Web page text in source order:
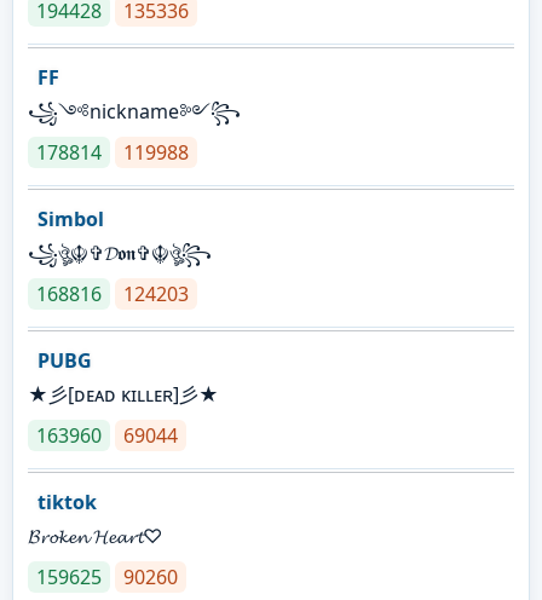
194428
135336
FF
꧁༺nickname༻꧂
178814
119988
Simbol
꧁ঔৣ☬✞𝓓𝖔𝖓✞☬ঔৣ꧂
168816
124203
PUBG
★彡[ᴅᴇᴀᴅ ᴋɪʟʟᴇʀ]彡★
163960
69044
tiktok
𝓑𝓻𝓸𝓴𝓮𝓷 𝓗𝓮𝓪𝓻𝓽♡
159625
90260